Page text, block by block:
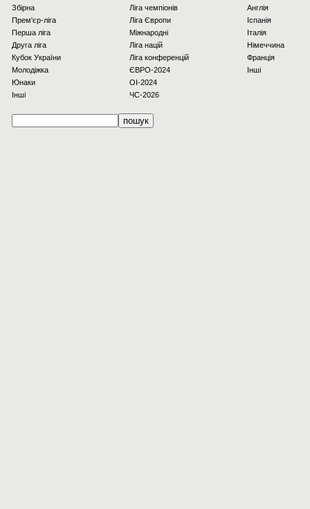
Збірна
Прем'єр-ліга
Перша ліга
Друга ліга
Кубок України
Молодіжка
Юнаки
Інші
Ліга чемпіонів
Ліга Європи
Міжнародні
Ліга націй
Ліга конференцій
ЄВРО-2024
OI-2024
ЧС-2026
Англія
Іспанія
Італія
Німеччина
Франція
Інші